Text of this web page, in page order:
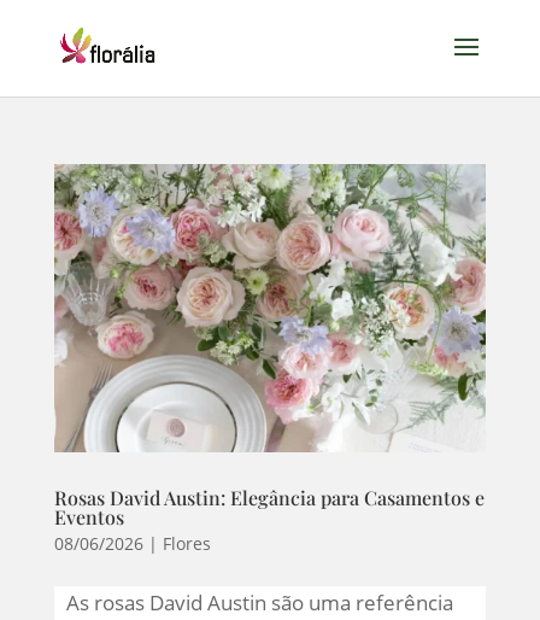
Rosas David Austin: Elegância para Casamentos e
Eventos
08/06/2026| Flores
As rosas David Austin são uma referência